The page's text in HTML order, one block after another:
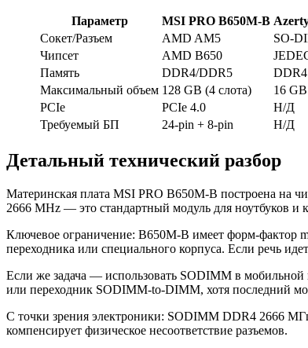
Параметр MSI PRO B650M-B
Сокет/Разъем
AMD AM5 SO-
Чипсет
AMD B650
Память
DDR4/DDR5
Максимальный объем 128 GB (4 слота) 16
PCIe
PCIe 4.0 Н/Д
Требуемый БП
24-pin + 8-pin Н/Д
Детальный технический разбор
Материнская плата MSI PRO B650M-B построена на
2666 MHz — это стандартный модуль для ноутбуков
Ключевое ограничение: B650M-B имеет форм-фактор
переходника или специального корпуса. Если речь
Если же задача — использовать SODIMM в
или переходник SODIMM-to-DIMM, хотя последний
С точки зрения электроники: SODIMM DDR4 2666
компенсирует физическое несоответствие разъемов.